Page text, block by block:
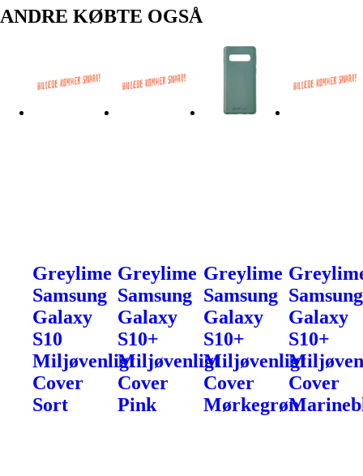
ANDRE KØBTE OGSÅ
Greylime
Samsung
Galaxy
S10
Miljøvenligt
Cover
Sort
Greylime
Samsung
Galaxy
S10+
Miljøvenligt
Cover
Pink
Greylime
Samsung
Galaxy
S10+
Miljøvenligt
Cover
Mørkegrøn
Samsung
Galaxy
S10+
Cover